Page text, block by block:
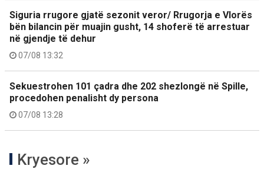
Siguria rrugore gjatë sezonit veror/ Rrugorja e Vlorës
bën bilancin për muajin gusht, 14 shoferë të arrestuar
në gjendje të dehur
07/08 13:32
Sekuestrohen 101 çadra dhe 202 shezlongë në Spille,
procedohen penalisht dy persona
07/08 13:28
Kryesore »